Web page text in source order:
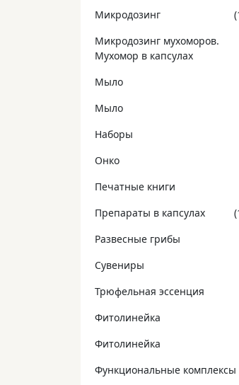
Микродозинг
Микродозинг мухоморов.
Мухомор в капсулах
Мыло
Мыло
Наборы
Онко
Печатные книги
Препараты в капсулах
Развесные грибы
Сувениры
Трюфельная эссенция
Фитолинейка
Фитолинейка
Функциональные комплексы